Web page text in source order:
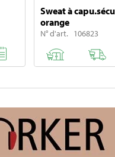
Sweat à
orange
N° d'art. 106823